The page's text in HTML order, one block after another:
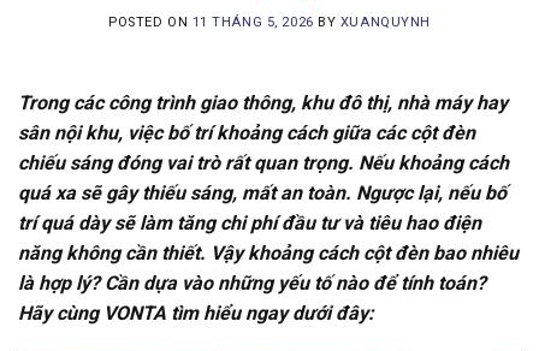
POSTED ON 11 THÁNG 5, 2026 BY XUANQUYNH
Trong các công trình giao thông, khu đô thị, nhà máy hay
sân nội khu, việc bố trí khoảng cách giữa các cột đèn
chiếu sáng đóng vai trò rất quan trọng. Nếu khoảng cách
quá xa sẽ gây thiếu sáng, mất an toàn. Ngược lại, nếu bố
trí quá dày sẽ làm tăng chi phí đầu tư và tiêu hao điện
năng không cần thiết. Vậy khoảng cách cột đèn bao nhiêu
là hợp lý? Cần dựa vào những yếu tố nào để tính toán?
Hãy cùng VONTA tìm hiểu ngay dưới đây: